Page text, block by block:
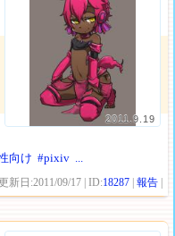
2011.9.19
向け #pixiv ...
更新日:2011/09/17 | ID:18287 |報告